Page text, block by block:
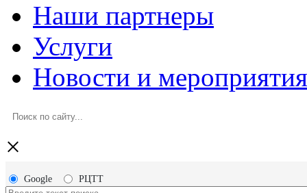
Наши партнеры
Услуги
Новости и мероприятия
×
Google РЦТТ